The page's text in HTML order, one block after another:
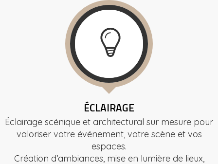
ÉCLAIRAGE
Éclairage scénique et architectural sur mesure pour
valoriser votre événement, votre scène et vos
espaces.
Création d’ambiances, mise en lumière de lieux,